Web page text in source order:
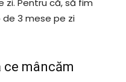
3 mese pe zi
ce mâncăm